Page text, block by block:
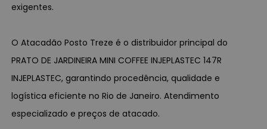
exigentes.
O Atacadão Posto Treze é o distribuidor principal do
PRATO DE JARDINEIRA MINI COFFEE INJEPLASTEC 147R
INJEPLASTEC, garantindo procedência, qualidade e
logística eficiente no Rio de Janeiro. Atendimento
especializado e preços de atacado.